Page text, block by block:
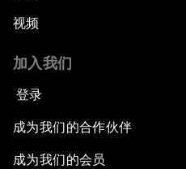
视频
加入我们
登录
成为我们的合作伙伴
成为我们的会员